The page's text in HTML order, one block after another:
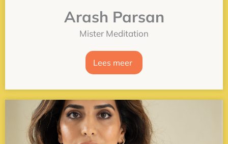
Arash Parsan
Mister Meditation
Lees meer